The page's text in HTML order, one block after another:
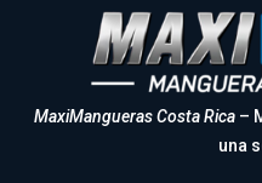
MaxiMangueras Costa Rica –
una